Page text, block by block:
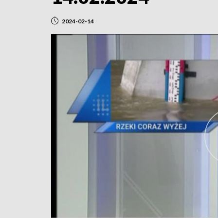
2024-02-14